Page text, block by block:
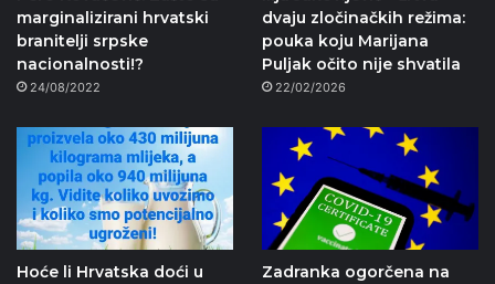
marginalizirani hrvatski
branitelji srpske
nacionalnosti!?
24/08/2022
dvaju zločinačkih režima:
pouka koju Marijana
Puljak očito nije shvatila
22/02/2026
Hoće li Hrvatska doći u
Zadranka ogorčena na